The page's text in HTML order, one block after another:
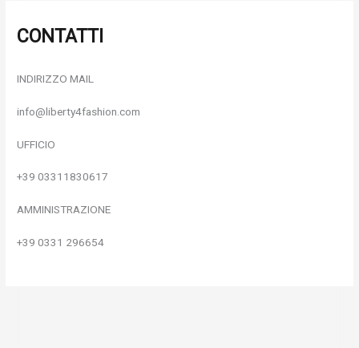
CONTATTI
INDIRIZZO MAIL
info@liberty4fashion.com
UFFICIO
+39 03311830617
AMMINISTRAZIONE
+39 0331 296654